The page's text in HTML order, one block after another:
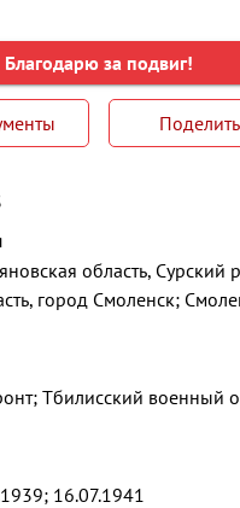
Благодарю за подвиг!
область, Сурский
город Смоленск;
Тбилисский военный
16.07.1941